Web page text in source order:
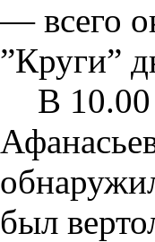
— всего
”Круги”
В
был